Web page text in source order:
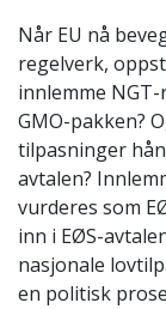
Når EU nå
regelverk,
innlemme
GMO-pakken?
tilpasninger
avtalen?
vurderes som
inn i EØS-
nasjonale
en politisk